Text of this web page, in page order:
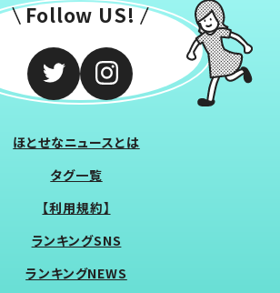
Follow US!
ほとせなニュースとは
タグ一覧
【利用規約】
ランキングSNS
ランキングNEWS